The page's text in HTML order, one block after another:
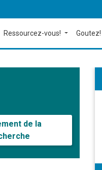
Ressourcez-vous! Goutez!
de la